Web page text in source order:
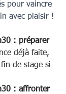
pour vaincre
avec plaisir !
: préparer
déjà faite,
de stage si
: affronter